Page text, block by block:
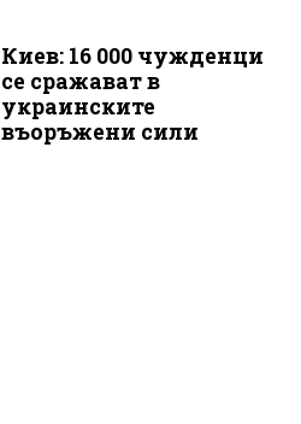
Киев: 16 000 чужденци
се сражават в
украинските
въоръжени сили